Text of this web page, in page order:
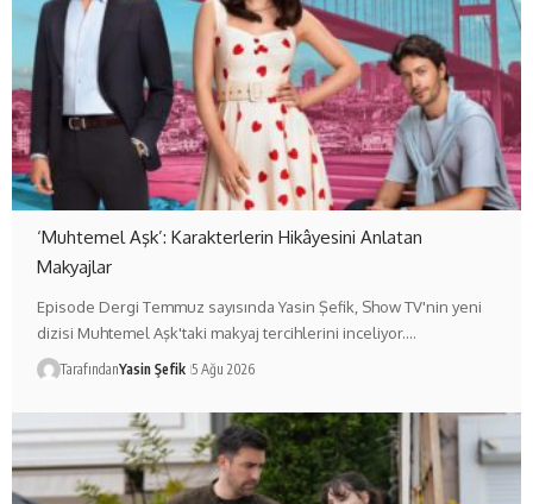
‘Muhtemel Aşk’: Karakterlerin Hikâyesini Anlatan
Makyajlar
Episode Dergi Temmuz sayısında Yasin Şefik, Show TV'nin yeni
dizisi Muhtemel Aşk'taki makyaj tercihlerini inceliyor.…
TarafındanYasin Şefik 5 Ağu 2026